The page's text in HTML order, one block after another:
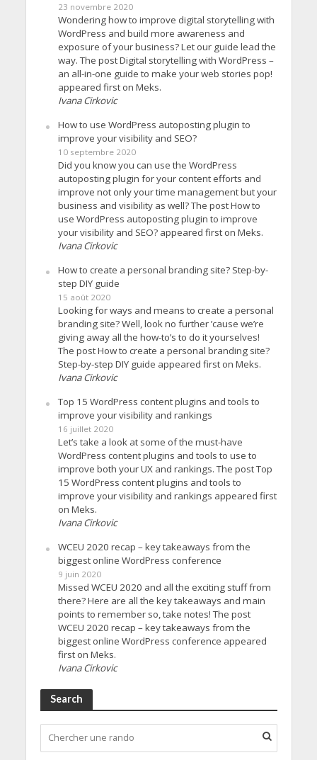
23 novembre 2020
Wondering how to improve digital storytelling with
WordPress and build more awareness and
exposure of your business? Let our guide lead the
way. The post Digital storytelling with WordPress –
an all-in-one guide to make your web stories pop!
appeared first on Meks.
Ivana Cirkovic
How to use WordPress autoposting plugin to
improve your visibility and SEO?
10 septembre 2020
Did you know you can use the WordPress
autoposting plugin for your content efforts and
improve not only your time management but your
business and visibility as well? The post How to
use WordPress autoposting plugin to improve
your visibility and SEO? appeared first on Meks.
Ivana Cirkovic
How to create a personal branding site? Step-by-
step DIY guide
15 août 2020
Looking for ways and means to create a personal
branding site? Well, look no further ’cause we’re
giving away all the how-to’s to do it yourselves!
The post How to create a personal branding site?
Step-by-step DIY guide appeared first on Meks.
Ivana Cirkovic
Top 15 WordPress content plugins and tools to
improve your visibility and rankings
16 juillet 2020
Let’s take a look at some of the must-have
WordPress content plugins and tools to use to
improve both your UX and rankings. The post Top
15 WordPress content plugins and tools to
improve your visibility and rankings appeared first
on Meks.
Ivana Cirkovic
WCEU 2020 recap – key takeaways from the
biggest online WordPress conference
9 juin 2020
Missed WCEU 2020 and all the exciting stuff from
there? Here are all the key takeaways and main
points to remember so, take notes! The post
WCEU 2020 recap – key takeaways from the
biggest online WordPress conference appeared
first on Meks.
Ivana Cirkovic
Search